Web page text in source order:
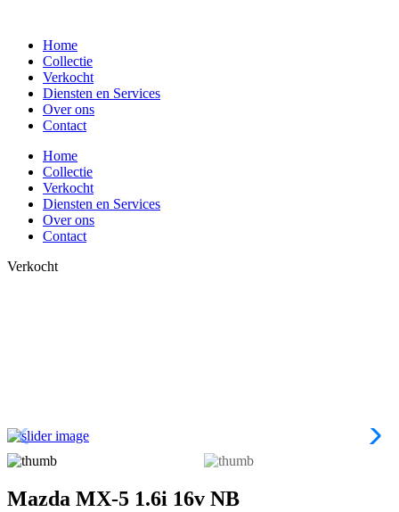
inhoud
Home
Collectie
Verkocht
Diensten en Services
Over ons
Contact
Home
Collectie
Verkocht
Diensten en Services
Over ons
Contact
Verkocht
Mazda MX-5 1.6i 16v NB